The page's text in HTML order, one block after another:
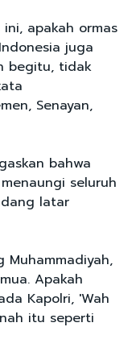
apakah ormas
juga
begitu, tidak
Senayan,
bahwa
seluruh
latar
Muhammadiyah,
Apakah
Kapolri, 'Wah
itu seperti